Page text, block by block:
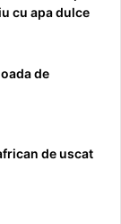
cu apa dulce
de
de uscat